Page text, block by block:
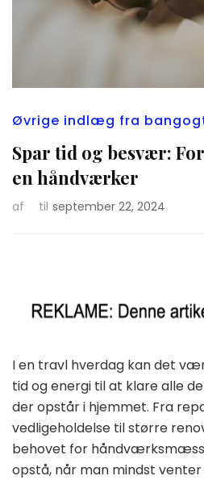
Øvrige indlæg fra
Spar tid og besvær:
en håndværker
af til september 22, 2024
I en travl hverdag kan det
tid og energi til at klare alle
der opstår i hjemmet. Fra
vedligeholdelse til større
behovet for
opstå, når man mindst